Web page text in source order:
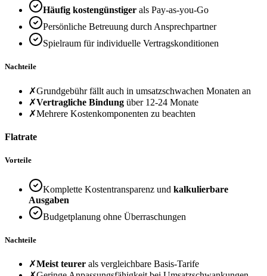
Häufig kostengünstiger als Pay-as-you-Go
Persönliche Betreuung durch Ansprechpartner
Spielraum für individuelle Vertragskonditionen
Nachteile
✗Grundgebühr fällt auch in umsatzschwachen Monaten an
✗Vertragliche Bindung über 12-24 Monate
✗Mehrere Kostenkomponenten zu beachten
Flatrate
Vorteile
Komplette Kostentransparenz und kalkulierbare
Ausgaben
Budgetplanung ohne Überraschungen
Nachteile
✗Meist teurer als vergleichbare Basis-Tarife